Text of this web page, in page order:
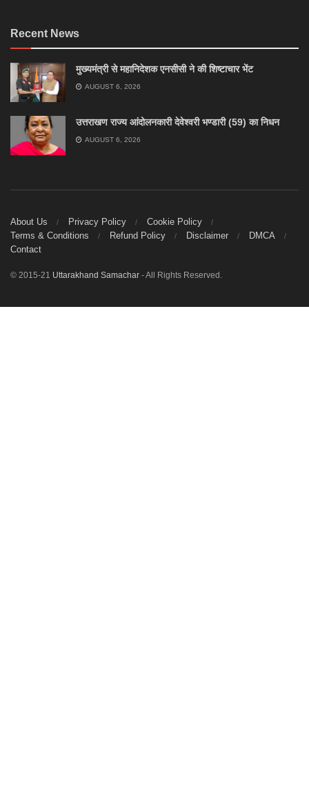
Recent News
मुख्यमंत्री से महानिदेशक एनसीसी ने की शिष्टाचार भेंट
AUGUST 6, 2026
उत्तराखण राज्य आंदोलनकारी देवेश्वरी भण्डारी (59) का निधन
AUGUST 6, 2026
About Us Privacy Policy
Cookie Policy
Terms & Conditions
Refund Policy Disclaimer
DMCA
Contact
© 2015-21 Uttarakhand Samachar - All Rights Reserved.